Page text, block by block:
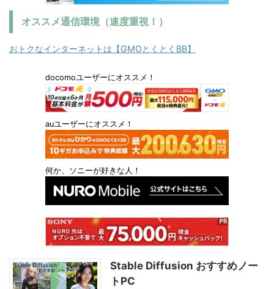
オススメ通信環境（速度重視！）
おトクなインターネットは【GMOとくとくBB】
docomoユーザーにオススメ！
auユーザーにオススメ！
何か、ソニーが好きな人！
Stable Diffusion おすすめノー
トPC